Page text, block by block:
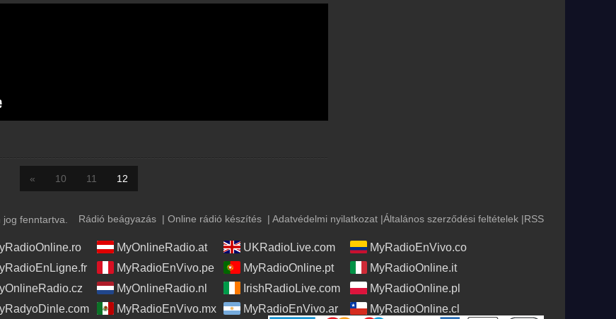
« 10 11 12
fenntartva. Rádió beágyazás | Online rádió készítés | Adatvédelmi nyilatkozat |Általános szerződési feltételek |RSS
MyOnlineRadio.at UKRadioLive.com
MyRadioEnVivo.co
MyRadioEnVivo.pe MyRadioOnline.pt
MyRadioOnline.it
MyOnlineRadio.nl IrishRadioLive.com
MyRadioOnline.pl
MyRadioEnVivo.mx MyRadioEnVivo.ar MyRadioOnline.cl